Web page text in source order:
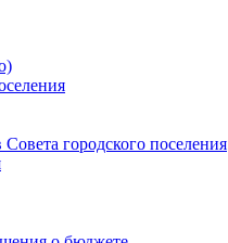
городского поселения